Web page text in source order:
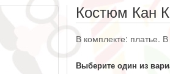
Костюм Кан
В комплекте: платье.
Выберите один из